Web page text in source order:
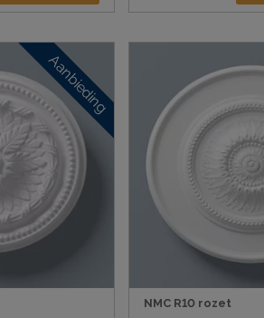
Aanbieding
NMC R10 rozet